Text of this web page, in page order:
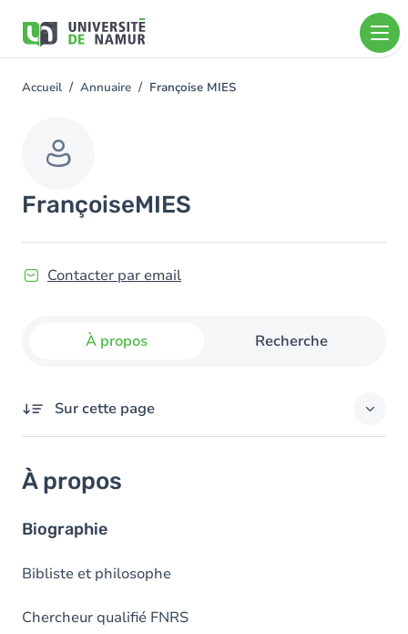
contenu
You
Accueil Annuaire Françoise MIES
FrançoiseMIES
Contacter par email
À propos Recherche
Sur cette page
Domaines d'expertises
Responsabilités externes
Diplômes
À propos
Biographie
Bibliste et philosophe
Chercheur qualifié FNRS